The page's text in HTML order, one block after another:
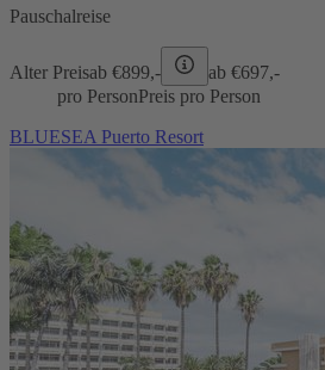
Pauschalreise
Alter Preisab €899,- ab €697,-
pro PersonPreis pro Person
BLUESEA Puerto Resort